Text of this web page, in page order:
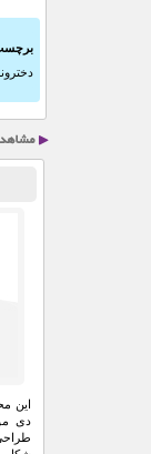
این
دی